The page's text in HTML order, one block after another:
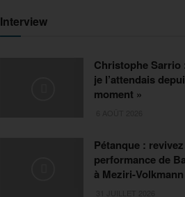
Interview
Christophe Sarrio
je l’attendais
moment »
Pétanque :
performance de
à Meziri-